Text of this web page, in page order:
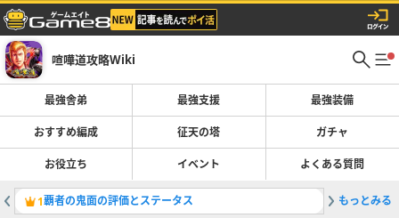
喧嘩道攻略Wiki
最強舎弟 最強支援 最強装備
おすすめ編成 征天の塔 ガチャ
お役立ち イベント よくある質問
1覇者の鬼面の評価とステータス 2黙示録
もっとみる